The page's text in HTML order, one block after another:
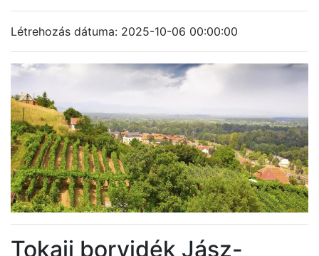
Létrehozás dátuma: 2025-10-06 00:00:00
Tokaji borvidék Jász-